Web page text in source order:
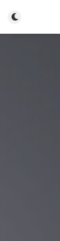
切換到暗色模